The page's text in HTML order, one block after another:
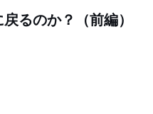
るのか？（前編）